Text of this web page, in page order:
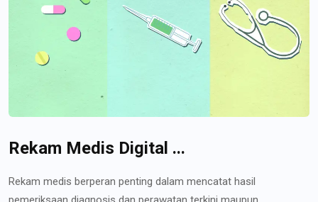
Rekam Medis Digital ...
Rekam medis berperan penting dalam mencatat hasil